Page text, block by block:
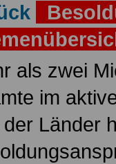
als zwei
im
der Länder